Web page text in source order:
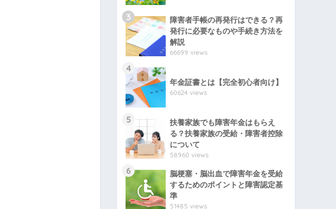
3
障害者手帳の再発行はできる？再
発行に必要なものや手続き方法を
解説
66699 views
4
年金証書とは【完全初心者向け】
60624 views
5
扶養家族でも障害年金はもらえ
る？扶養家族の受給・障害者控除
について
58960 views
6
脳梗塞・脳出血で障害年金を受給
するためのポイントと障害認定基
準
51485 views